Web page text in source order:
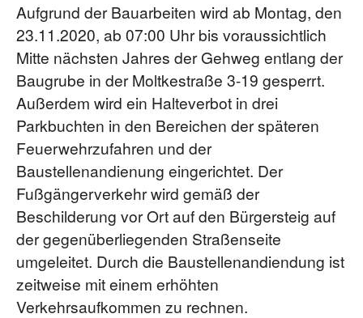
Aufgrund der Bauarbeiten wird ab Montag, den
23.11.2020, ab 07:00 Uhr bis voraussichtlich
Mitte nächsten Jahres der Gehweg entlang der
Baugrube in der Moltkestraße 3-19 gesperrt.
Außerdem wird ein Halteverbot in drei
Parkbuchten in den Bereichen der späteren
Feuerwehrzufahren und der
Baustellenandienung eingerichtet. Der
Fußgängerverkehr wird gemäß der
Beschilderung vor Ort auf den Bürgersteig auf
der gegenüberliegenden Straßenseite
umgeleitet. Durch die Baustellenandiendung ist
zeitweise mit einem erhöhten
Verkehrsaufkommen zu rechnen.